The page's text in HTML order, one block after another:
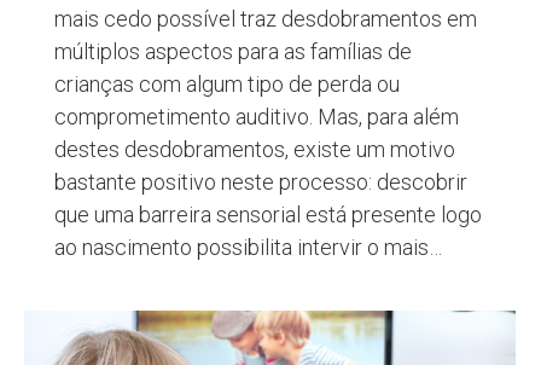
mais cedo possível traz desdobramentos em
múltiplos aspectos para as famílias de
crianças com algum tipo de perda ou
comprometimento auditivo. Mas, para além
destes desdobramentos, existe um motivo
bastante positivo neste processo: descobrir
que uma barreira sensorial está presente logo
ao nascimento possibilita intervir o mais…